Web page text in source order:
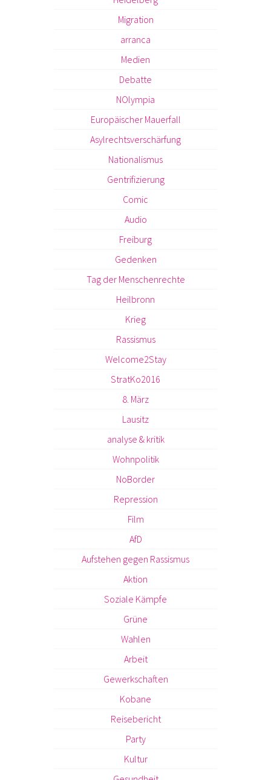
Migration
arranca
Medien
Debatte
NOlympia
Europäischer Mauerfall
Asylrechtsverschärfung
Nationalismus
Gentrifizierung
Comic
Audio
Freiburg
Gedenken
Tag der Menschenrechte
Heilbronn
Krieg
Rassismus
Welcome2Stay
StratKo2016
8. März
Lausitz
analyse & kritik
Wohnpolitik
NoBorder
Repression
Film
AfD
Aufstehen gegen Rassismus
Aktion
Soziale Kämpfe
Grüne
Wahlen
Arbeit
Gewerkschaften
Kobane
Reisebericht
Party
Kultur